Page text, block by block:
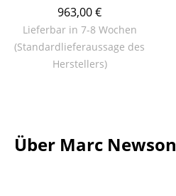
... alle Sitzmöbel
Tische
Couchtische
963,00 €
Lieferbar in 7-8 Wochen
(Standardlieferaussage des
Herstellers)
Über Marc Newson